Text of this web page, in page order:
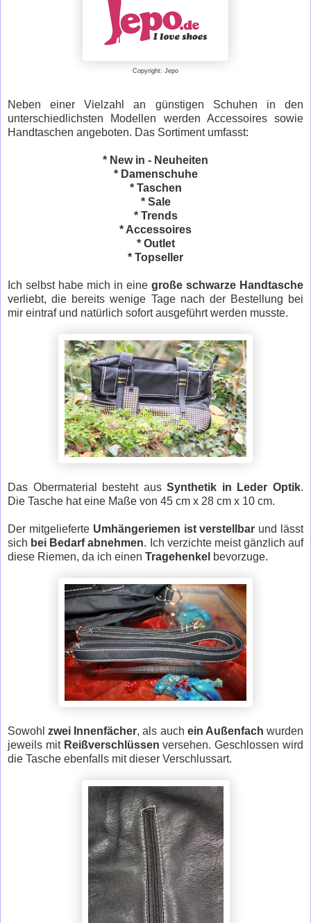
Copyright: Jepo
Neben einer Vielzahl an günstigen Schuhen in den
unterschiedlichsten Modellen werden Accessoires sowie
Handtaschen angeboten. Das Sortiment umfasst:
* New in - Neuheiten
* Damenschuhe
* Taschen
* Sale
* Trends
* Accessoires
* Outlet
* Topseller
Ich selbst habe mich in eine große schwarze Handtasche
verliebt, die bereits wenige Tage nach der Bestellung bei
mir eintraf und natürlich sofort ausgeführt werden musste.
Das Obermaterial besteht ausSynthetik in Leder Optik.
Die Tasche hat eine Maße von 45 cm x 28 cm x 10 cm.
Der mitgelieferte Umhängeriemen ist verstellbar und lässt
sich bei Bedarf abnehmen. Ich verzichte meist gänzlich auf
diese Riemen, da ich einen Tragehenkel bevorzuge.
Sowohlzwei Innenfächer, als auch ein Außenfach wurden
jeweils mit Reißverschlüssen versehen. Geschlossen wird
die Tasche ebenfalls mit dieser Verschlussart.